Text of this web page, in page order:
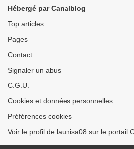
Hébergé par Canalblog
Top articles
Pages
Contact
Signaler un abus
C.G.U.
Cookies et données personnelles
Préférences cookies
Voir le profil de launisa08 sur le portail